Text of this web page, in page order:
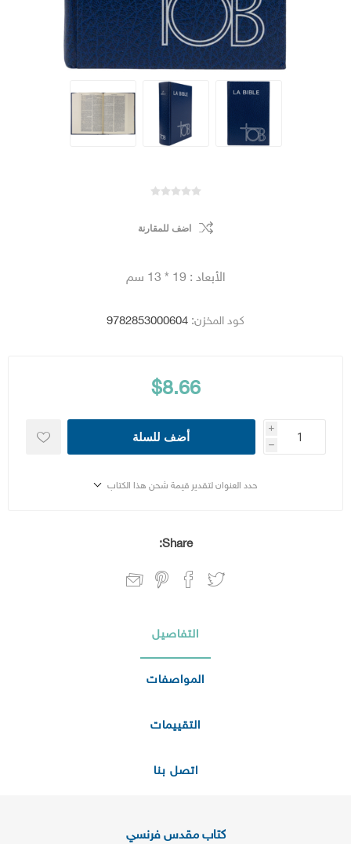
اضف للمقارنة
الأبعاد : 19 * 13 سم
كود المخزن: 9782853000604
$8.66
i
h
أضف للسلة
حدد العنوان لتقدير قيمة شحن هذا الكتاب
Share:
التفاصيل
المواصفات
التقييمات
اتصل بنا
كتاب مقدس فرنسي